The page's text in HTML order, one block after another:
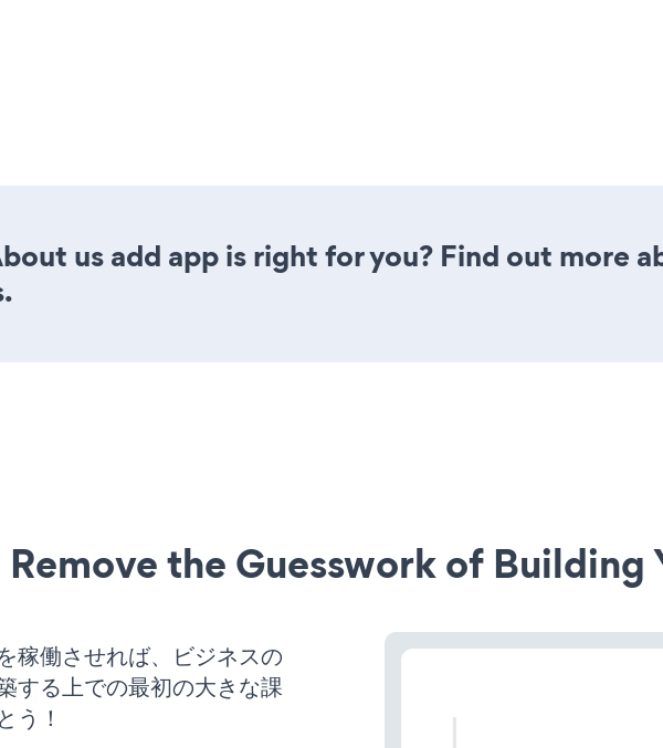
us add app is right for you? Find out more
Remove the Guesswork of Building
働させれば、ビジネスの
する上での最初の大きな課
う！